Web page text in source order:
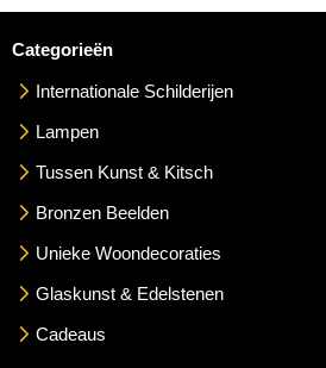
Categorieën
Internationale Schilderijen
Lampen
Tussen Kunst & Kitsch
Bronzen Beelden
Unieke Woondecoraties
Glaskunst & Edelstenen
Cadeaus